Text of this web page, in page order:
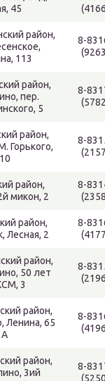
45
район,
113
8-
район,
пер.
5
8-
район,
Горького,
10
8-
район,
микон, 2
8-
район,
Лесная, 2
8-
район,
50 лет
3
8-
район,
Ленина, 65
А
8-
район,
3ий
8-